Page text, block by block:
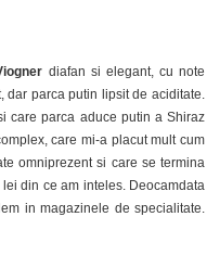
diafan si elegant, cu note
dar parca putin lipsit de aciditate.
care parca aduce putin a Shiraz
care mi-a placut mult cum
omniprezent si care se termina
din ce am inteles. Deocamdata
in magazinele de specialitate.